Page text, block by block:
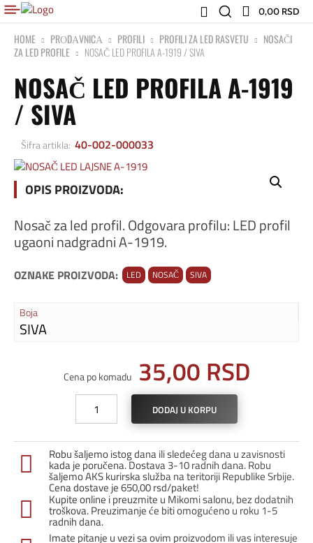
0,00 RSD
HOME PRОDАVNICА PROFILI PROFILI ZA LED RASVETU
NOSAČI
ZA LED PROFILE
NOSAČ LED PROFILA A-1919 / SIVA
NOSAČ LED PROFILA A-1919
/ SIVA
Šifra artikla: 40-002-000033
OPIS PROIZVODA:
Nosač za led profil. Odgovara profilu: LED profil
ugaoni nadgradni A-1919.
OZNAKE PROIZVODA: LED NOSAČ SIVA
Boja
SIVA
Cena po komadu 35,00 RSD
A-
1919
/
Siva
količina
DODAJ U KORPU
Robu šaljemo istog dana ili sledećeg dana u zavisnosti
kada je poručena. Dostava 3-10 radnih dana. Robu
šaljemo AKS kurirska služba na teritoriji Republike Srbije.
Cena dostave je 650,00 rsd/paket!
Kupite online i preuzmite u Mikomi salonu, bez dodatnih
troškova. Preuzimanje će biti omogućeno u roku 1-5
radnih dana.
Imate pitanje u vezi sa ovim proizvodom ili vas interesuje